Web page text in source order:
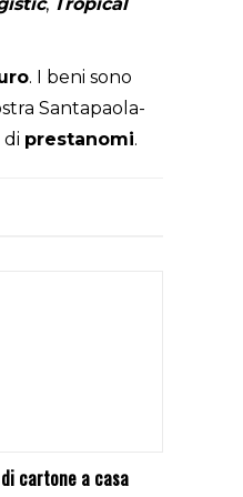
. I beni sono
Santapaola-
di prestanomi.
cartone a casa